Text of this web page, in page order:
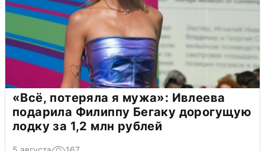
«Всё, потеряла я мужа»: Ивлеева
подарила Филиппу Бегаку дорогущую
лодку за 1,2 млн рублей